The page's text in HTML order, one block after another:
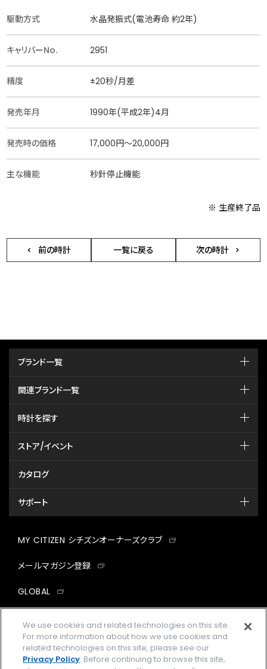
駆動方式 水晶発振式(電池寿命 約2年)
キャリバーNo. 2951
精度 ±20秒/月差
発売年月 1990年(平成2年)4月
発売時の価格 17,000円〜20,000円
主な機能 秒針停止機能
※ 生産終了品
前の時計 一覧に戻る 次の時計
ブランド一覧
関連ブランド一覧
時計を探す
ストア/イベント
カタログ
サポート
MY CITIZEN シチズンオーナーズクラブ
メールマガジン登録
GLOBAL
facebookinstagramtwitter
We use cookies and related technologies on this site.
For more information about how we use cookies and
related technologies on this site, please see our
Privacy Policy. Before continuing to browse this site,